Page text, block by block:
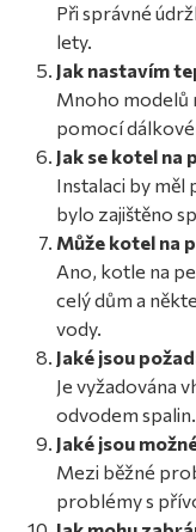
Při správné
lety.
Jak nastavím
Mnoho modelů
pomocí
Jak se kotel na
Instalaci by
bylo zajištěno
Může kotel na
Ano, kotle na
celý dům a
vody.
Jaké jsou
Je vyžadována
odvodem spalin.
Jaké jsou
Mezi běžné
problémy s